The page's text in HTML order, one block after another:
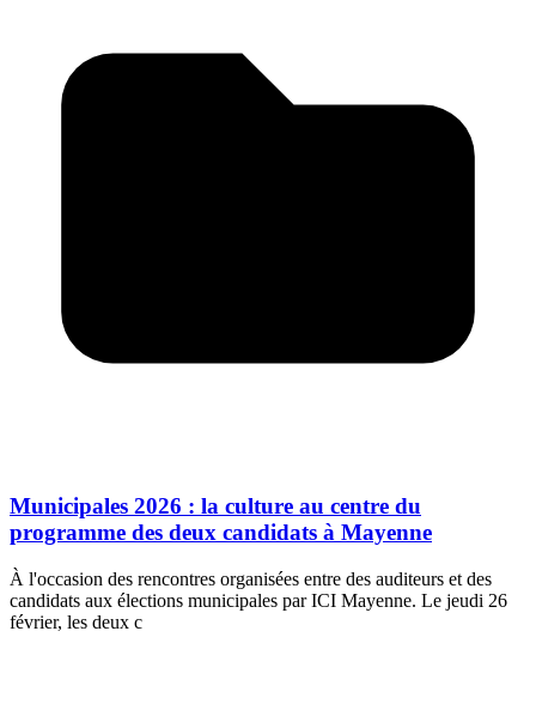
Municipales 2026 : la culture au centre du
programme des deux candidats à Mayenne
À l'occasion des rencontres organisées entre des auditeurs et des
candidats aux élections municipales par ICI Mayenne. Le jeudi 26
février, les deux c